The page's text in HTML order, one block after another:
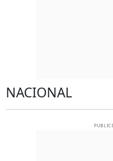
NACIONAL